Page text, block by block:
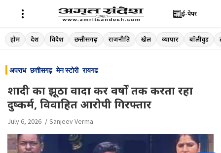
Skip
to
ई-पेपर
होम देश विदेश छत्तीसगढ़ राजनीति खेल व्यापार बॉलीवुड
अपराध छत्तीसगढ़ मेन स्टोरी रायगढ
शादी का झूठा वादा कर वर्षों तक करता रहा
दुष्कर्म, विवाहित आरोपी गिरफ्तार
July 6, 2026 Sanjeev Verma